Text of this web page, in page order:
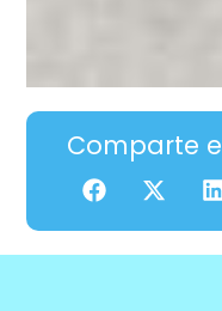
Comparte